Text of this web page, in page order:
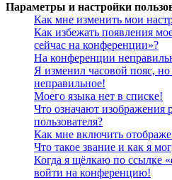
Параметры и настройки
Как мне изменить мои
Как избежать появления
сейчас на конференции»?
На конференции
Я изменил часовой пояс, но
неправильное!
Моего языка нет в списке!
Что означают
пользователя?
Как мне включить
Что такое звание и как я
Когда я щёлкаю по ссылке
войти на конференцию!